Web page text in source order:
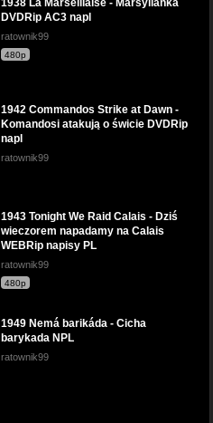
1938 La Marseillaise - Marsylianka
DVDRip AC3 napl
ratownik99
480p
1942 Commandos Strike at Dawn -
Komandosi atakują o świcie DVDRip
napl
ratownik99
1943 Tonight We Raid Calais - Dziś
wieczorem napadamy na Calais
WEBRip napisy PL
ratownik99
480p
1949 Nemá barikáda - Cicha
barykada NPL
ratownik99